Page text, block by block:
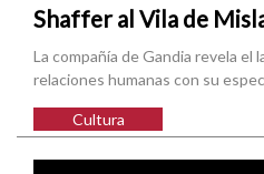
Shaffer al Vila de
La compañía de Gandia revela el
relaciones humanas con su
Cultura